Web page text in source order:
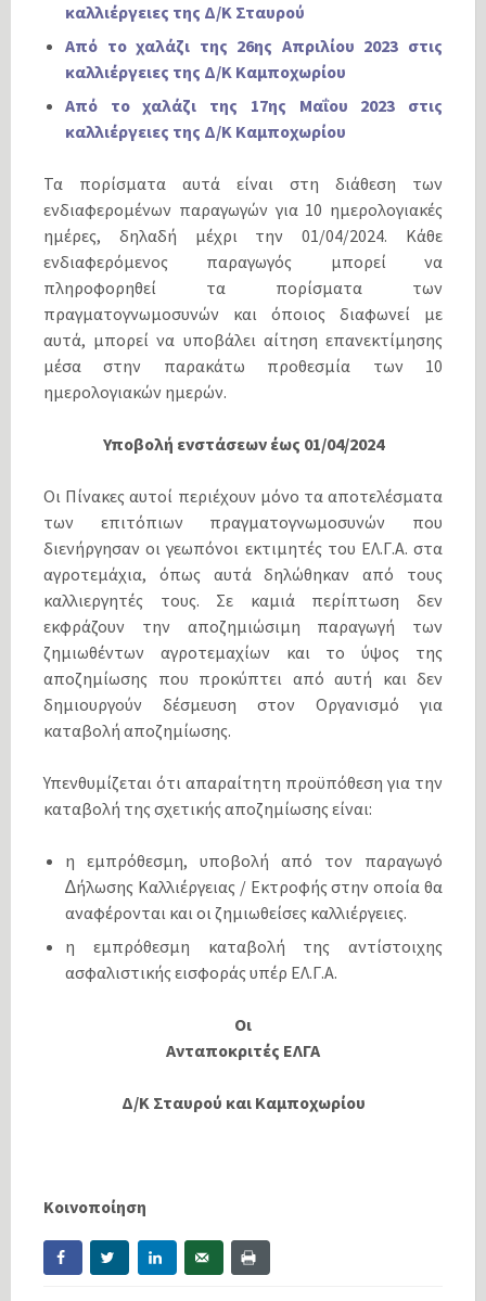
καλλιέργειες της Δ/Κ Σταυρού
Από το χαλάζι της 26ης Απριλίου 2023 στις
καλλιέργειες της Δ/Κ Καμποχωρίου
Από το χαλάζι της 17ης Μαΐου 2023 στις
καλλιέργειες της Δ/Κ Καμποχωρίου
Τα πορίσµατα αυτά είναι στη διάθεση των
ενδιαφεροµένων παραγωγών για 10 ηµερολογιακές
ηµέρες, δηλαδή µέχρι την 01/04/2024. Κάθε
ενδιαφερόµενος παραγωγός µπορεί να
πληροφορηθεί τα πορίσµατα των
πραγµατογνωµοσυνών και όποιος διαφωνεί µε
αυτά, µπορεί να υποβάλει αίτηση επανεκτίµησης
µέσα στην παρακάτω προθεσµία των 10
ηµερολογιακών ηµερών.
Υποβολή ενστάσεων έως 01/04/2024
Οι Πίνακες αυτοί περιέχουν µόνο τα αποτελέσµατα
των επιτόπιων πραγµατογνωµοσυνών που
διενήργησαν οι γεωπόνοι εκτιµητές του ΕΛ.Γ.Α. στα
αγροτεµάχια, όπως αυτά δηλώθηκαν από τους
καλλιεργητές τους. Σε καµιά περίπτωση δεν
εκφράζουν την αποζηµιώσιµη παραγωγή των
ζηµιωθέντων αγροτεµαχίων και το ύψος της
αποζηµίωσης που προκύπτει από αυτή και δεν
δηµιουργούν δέσµευση στον Οργανισµό για
καταβολή αποζηµίωσης.
Υπενθυµίζεται ότι απαραίτητη προϋπόθεση για την
καταβολή της σχετικής αποζηµίωσης είναι:
η εµπρόθεσµη, υποβολή από τον παραγωγό
∆ήλωσης Καλλιέργειας / Εκτροφής στην οποία θα
αναφέρονται και οι ζηµιωθείσες καλλιέργειες.
η εµπρόθεσµη καταβολή της αντίστοιχης
ασφαλιστικής εισφοράς υπέρ ΕΛ.Γ.Α.
Οι
Ανταποκριτές ΕΛΓΑ
Δ/Κ Σταυρού και Καμποχωρίου
Κοινοποίηση